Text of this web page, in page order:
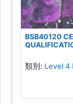
BSB40120
類別: Level 4